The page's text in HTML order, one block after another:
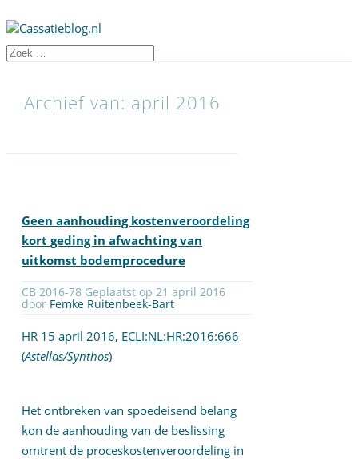
Archief van: april 2016
Geen aanhouding kostenveroordeling
kort geding in afwachting van
uitkomst bodemprocedure
CB 2016-78 Geplaatst op 21 april 2016
door Femke Ruitenbeek-Bart
HR 15 april 2016, ECLI:NL:HR:2016:666
(Astellas/Synthos)
Het ontbreken van spoedeisend belang
kon de aanhouding van de beslissing
omtrent de proceskostenveroordeling in